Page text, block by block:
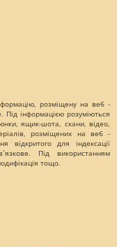
розміщену на веб -
Під інформацією розуміються
ящик-шота, скани, відео,
розміщених на веб -
відкритого для індексації
Під використанням
тощо.